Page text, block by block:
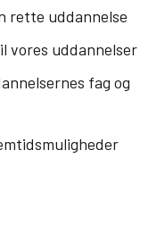
rette uddannelse
vores uddannelser
fag og